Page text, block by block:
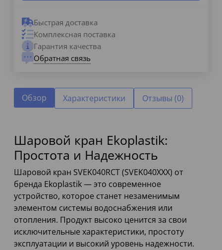
Быстрая доставка
Комплексная поставка
Гарантия качества
Обратная связь
Обзор Характеристики Отзывы (0)
Шаровой кран Ekoplastik:
Простота и Надежность
Шаровой кран SVEK040RCT (SVEK040XXX) от
бренда Ekoplastik — это современное
устройство, которое станет незаменимым
элементом системы водоснабжения или
отопления. Продукт высоко ценится за свои
исключительные характеристики, простоту
эксплуатации и высокий уровень надежности.